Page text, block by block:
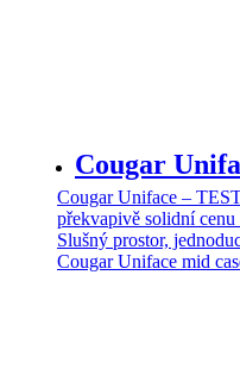
Cougar
Cougar Uniface –
překvapivě solidní cenu
Slušný prostor,
Cougar Uniface mid